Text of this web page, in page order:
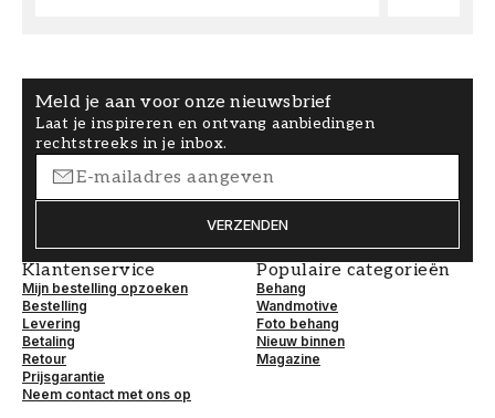
Meld je aan voor onze nieuwsbrief
Laat je inspireren en ontvang aanbiedingen
rechtstreeks in je inbox.
VERZENDEN
Klantenservice
Mijn bestelling opzoeken
Bestelling
Levering
Betaling
Retour
Prijsgarantie
Neem contact met ons op
Populaire categorieën
Behang
Wandmotive
Foto behang
Nieuw binnen
Magazine